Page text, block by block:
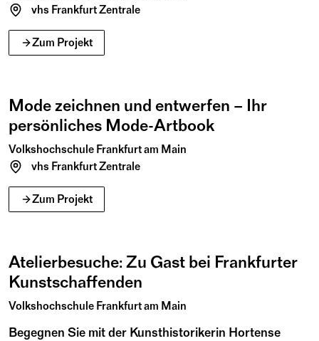
vhs Frankfurt Zentrale
Zum Projekt
Mai Juni2026
07Do
Mode zeichnen und entwerfen – Ihr
persönliches Mode-Artbook
Volkshochschule Frankfurt am Main
vhs Frankfurt Zentrale
Zum Projekt
Mai Juni2026
27Mi
Atelierbesuche: Zu Gast bei Frankfurter
Kunstschaffenden
Volkshochschule Frankfurt am Main
Begegnen Sie mit der Kunsthistorikerin Hortense